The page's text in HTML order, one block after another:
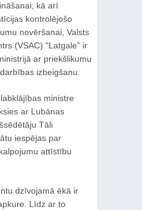
kā arī
kontrolējošo
novēršanai, Valsts
(VSAC) “Latgale” ir
ar priekšlikumu
izbeigšanu.
ministre
ar Lubānas
Tāli
iespējas par
attīstību
dzīvojamā ēkā ir
Līdz ar to